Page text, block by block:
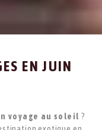
EN JUIN
voyage au soleil ?